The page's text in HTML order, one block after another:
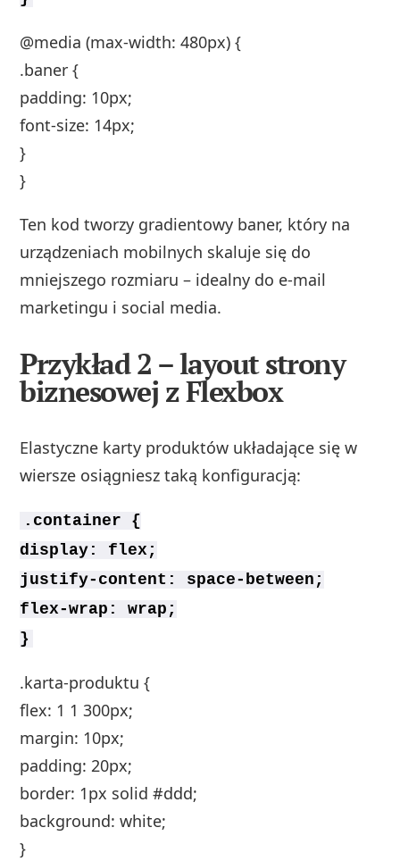
@media (max-width: 480px) {
.baner {
padding: 10px;
font-size: 14px;
}
}
Ten kod tworzy gradientowy baner, który na
urządzeniach mobilnych skaluje się do
mniejszego rozmiaru – idealny do e‑mail
marketingu i social media.
Przykład 2 – layout strony
biznesowej z Flexbox
Elastyczne karty produktów układające się w
wiersze osiągniesz taką konfiguracją:
.container {
display: flex;
justify-content: space-between;
flex-wrap: wrap;
}
.karta-produktu {
flex: 1 1 300px;
margin: 10px;
padding: 20px;
border: 1px solid #ddd;
background: white;
}